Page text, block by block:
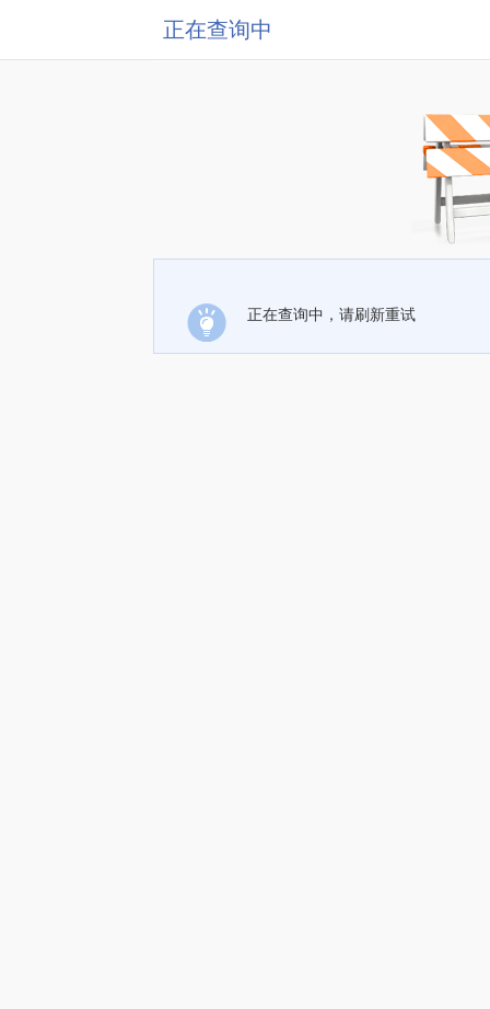
正在查询中
正在查询中，请刷新重试